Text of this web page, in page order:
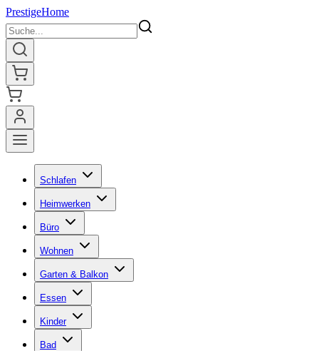
PrestigeHome
Schlafen
Heimwerken
Büro
Wohnen
Garten & Balkon
Essen
Kinder
Bad